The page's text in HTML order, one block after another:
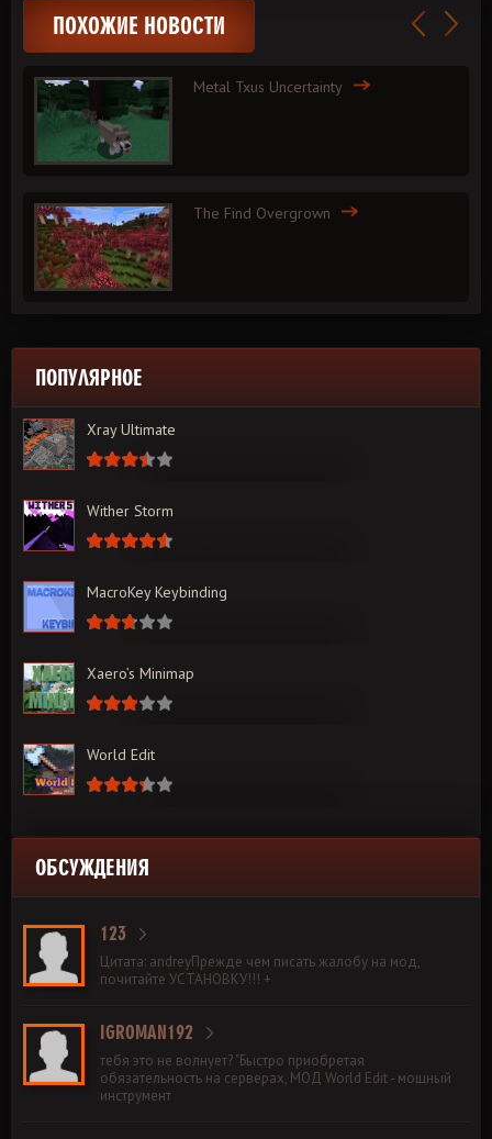
ПОХОЖИЕ НОВОСТИ
Metal Txus Uncertainty
The Find Overgrown
ПОПУЛЯРНОЕ
Xray Ultimate
Wither Storm
MacroKey Keybinding
Xaero’s Minimap
World Edit
ОБСУЖДЕНИЯ
123
Цитата: andreyПрежде чем писать жалобу на мод,
почитайте УСТАНОВКУ!!! +
IGROMAN192
тебя это не волнует? "Быстро приобретая
обязательность на серверах, МОД World Edit - мощный
инструмент